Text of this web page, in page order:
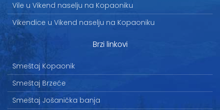
Vile u Vikend naselju na Kopaoniku
Vikendice u Vikend naselju na Kopaoniku
Brzi linkovi
Smeštaj Kopaonik
Smeštaj Brzeće
Smeštaj Jošanička banja